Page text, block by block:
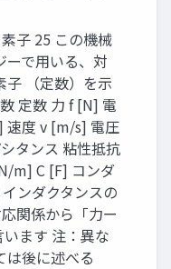
子 25 この機械
ーで用いる、対
子 （定数）を示
定数 力 f [N] 電
速度 v [m/s] 電圧
タンス 粘性抵抗
m] C [F] コンダ
ンダクタンスの
関係から「力ー
ます 注：異な
は後に述べる